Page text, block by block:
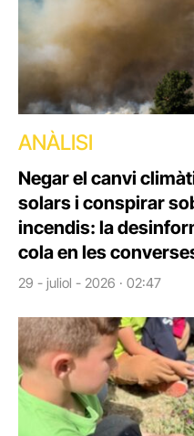
ANÀLISI
Negar el canvi
solars i conspirar
incendis: la
cola en les
29 - juliol - 2026 · 02:47